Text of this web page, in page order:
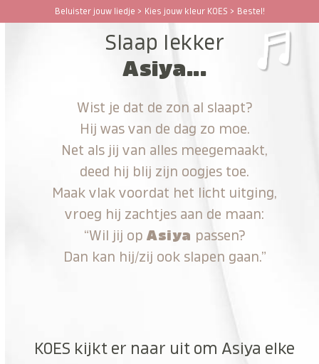
Beluister jouw liedje > Kies jouw kleur KOES > Bestel!
Open
Close
Slaap lekker
Asiya...
Wist je dat de zon al slaapt?
Hij was van de dag zo moe.
Net als jij van alles meegemaakt,
deed hij blij zijn oogjes toe.
Maak vlak voordat het licht uitging,
vroeg hij zachtjes aan de maan:
“Wil jij opAsiya passen?
Dan kan hij/zij ook slapen gaan.”
KOES kijkt er naar uit om Asiya elke